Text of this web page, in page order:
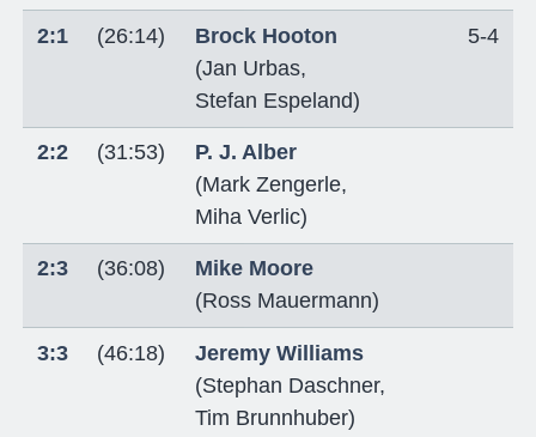
2:1 (26:14)
Brock Hooton
(Jan Urbas,
Stefan Espeland)
5-4
2:2 (31:53)
P. J. Alber
(Mark Zengerle,
Miha Verlic)
2:3 (36:08)
Mike Moore
(Ross Mauermann)
3:3 (46:18)
Jeremy Williams
(Stephan Daschner,
Tim Brunnhuber)